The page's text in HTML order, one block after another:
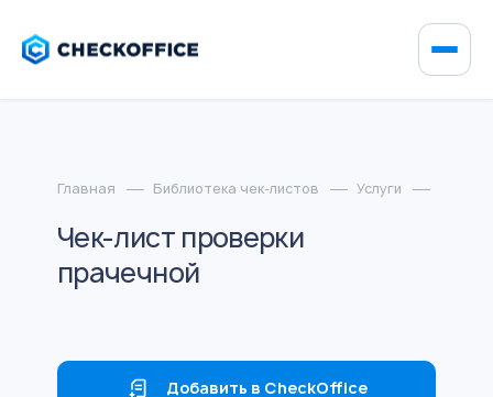
Главная Библиотека чек-листов Услуги
Чек-лист проверки
прачечной
Добавить в CheckOffice